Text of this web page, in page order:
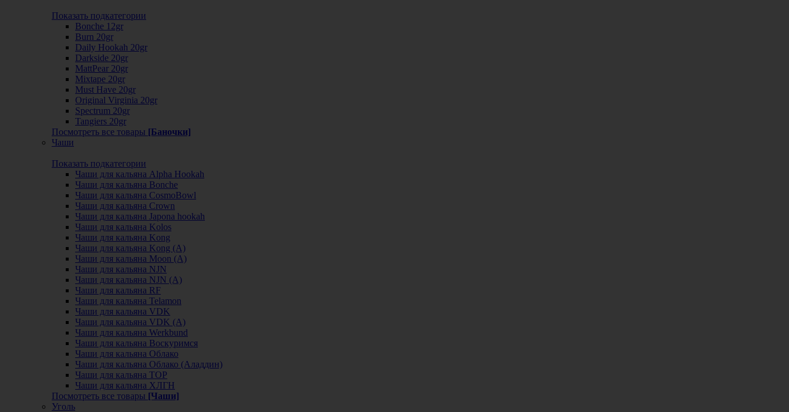
Показать подкатегории
Bonche 12gr
Burn 20gr
Daily Hookah 20gr
Darkside 20gr
MattPear 20gr
Mixtape 20gr
Must Have 20gr
Original Virginia 20gr
Spectrum 20gr
Tangiers 20gr
Посмотреть все товары [Баночки]
Чаши
Показать подкатегории
Чаши для кальяна Alpha Hookah
Чаши для кальяна Bonche
Чаши для кальяна CosmoBowl
Чаши для кальяна Crown
Чаши для кальяна Japona hookah
Чаши для кальяна Kolos
Чаши для кальяна Kong
Чаши для кальяна Kong (A)
Чаши для кальяна Moon (А)
Чаши для кальяна NJN
Чаши для кальяна NJN (А)
Чаши для кальяна RF
Чаши для кальяна Telamon
Чаши для кальяна VDK
Чаши для кальяна VDK (А)
Чаши для кальяна Werkbund
Чаши для кальяна Воскуримся
Чаши для кальяна Облако
Чаши для кальяна Облако (Аладдин)
Чаши для кальяна ТОР
Чаши для кальяна ХЛГН
Посмотреть все товары [Чаши]
Уголь